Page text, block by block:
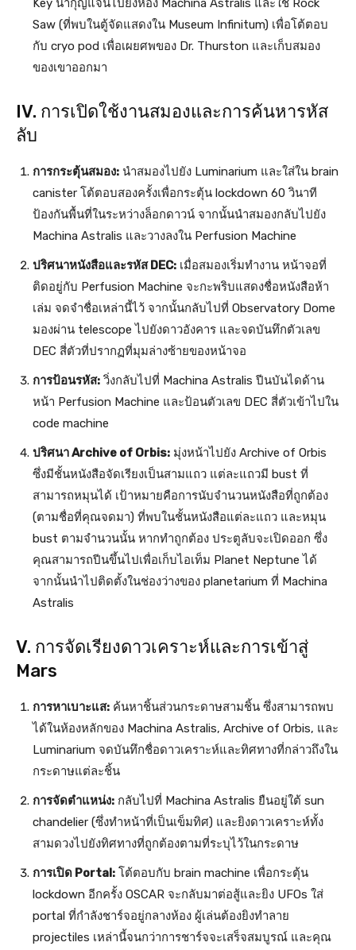
Key นำกุญแจนี้ไปยังห้อง Machina Astralis และใช้ Rock
Saw (ที่พบในตู้จัดแสดงใน Museum Infinitum) เพื่อโต้ตอบ
กับ cryo pod เพื่อเผยศพของ Dr. Thurston และเก็บสมอง
ของเขาออกมา
IV. การเปิดใช้งานสมองและการค้นหารหัส
ลับ
การกระตุ้นสมอง: นำสมองไปยัง Luminarium และใส่ใน brain
canister โต้ตอบสองครั้งเพื่อกระตุ้น lockdown 60 วินาที
ป้องกันพื้นที่ในระหว่างล็อกดาวน์ จากนั้นนำสมองกลับไปยัง
Machina Astralis และวางลงใน Perfusion Machine
ปริศนาหนังสือและรหัส DEC: เมื่อสมองเริ่มทำงาน หน้าจอที่
ติดอยู่กับ Perfusion Machine จะกะพริบแสดงชื่อหนังสือห้า
เล่ม จดจำชื่อเหล่านี้ไว้ จากนั้นกลับไปที่ Observatory Dome
มองผ่าน telescope ไปยังดาวอังคาร และจดบันทึกตัวเลข
DEC สี่ตัวที่ปรากฏที่มุมล่างซ้ายของหน้าจอ
การป้อนรหัส: วิ่งกลับไปที่ Machina Astralis ปีนบันไดด้าน
หน้า Perfusion Machine และป้อนตัวเลข DEC สี่ตัวเข้าไปใน
code machine
ปริศนา Archive of Orbis: มุ่งหน้าไปยัง Archive of Orbis
ซึ่งมีชั้นหนังสือจัดเรียงเป็นสามแถว แต่ละแถวมี bust ที่
สามารถหมุนได้ เป้าหมายคือการนับจำนวนหนังสือที่ถูกต้อง
(ตามชื่อที่คุณจดมา) ที่พบในชั้นหนังสือแต่ละแถว และหมุน
bust ตามจำนวนนั้น หากทำถูกต้อง ประตูลับจะเปิดออก ซึ่ง
คุณสามารถปีนขึ้นไปเพื่อเก็บไอเท็ม Planet Neptune ได้
จากนั้นนำไปติดตั้งในช่องว่างของ planetarium ที่ Machina
Astralis
V. การจัดเรียงดาวเคราะห์และการเข้าสู่
Mars
การหาเบาะแส: ค้นหาชิ้นส่วนกระดาษสามชิ้น ซึ่งสามารถพบ
ได้ในห้องหลักของ Machina Astralis, Archive of Orbis, และ
Luminarium จดบันทึกชื่อดาวเคราะห์และทิศทางที่กล่าวถึงใน
กระดาษแต่ละชิ้น
การจัดตำแหน่ง: กลับไปที่ Machina Astralis ยืนอยู่ใต้ sun
chandelier (ซึ่งทำหน้าที่เป็นเข็มทิศ) และยิงดาวเคราะห์ทั้ง
สามดวงไปยังทิศทางที่ถูกต้องตามที่ระบุไว้ในกระดาษ
การเปิด Portal: โต้ตอบกับ brain machine เพื่อกระตุ้น
lockdown อีกครั้ง OSCAR จะกลับมาต่อสู้และยิง UFOs ใส่
portal ที่กำลังชาร์จอยู่กลางห้อง ผู้เล่นต้องยิงทำลาย
projectiles เหล่านี้จนกว่าการชาร์จจะเสร็จสมบูรณ์ และคุณ